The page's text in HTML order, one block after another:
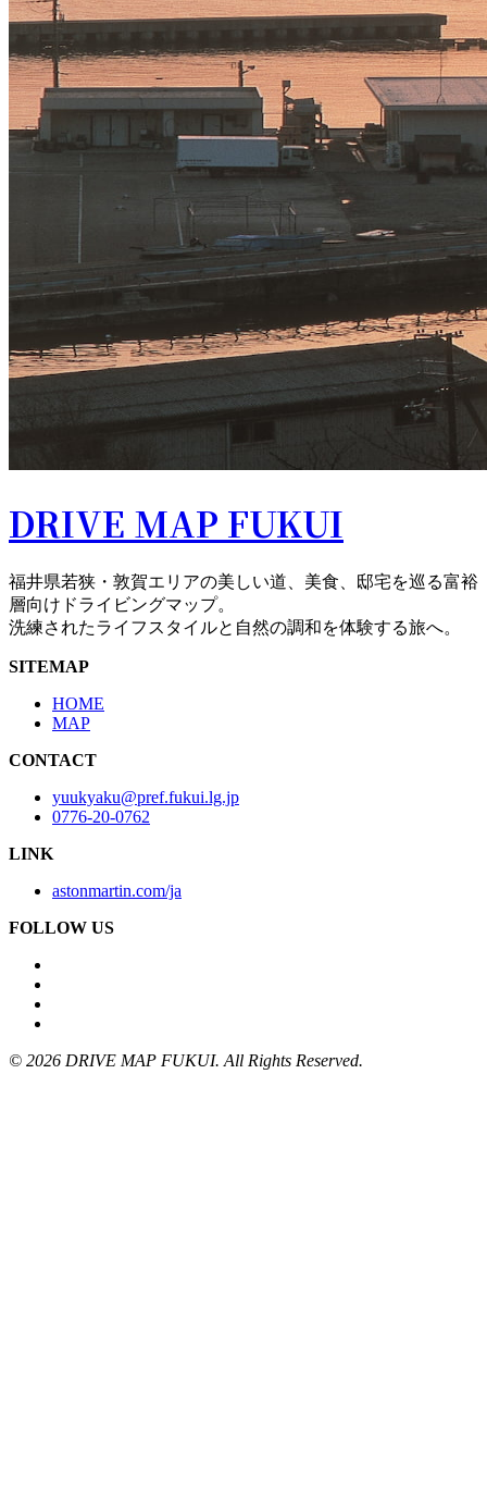
DRIVE MAP FUKUI
福井県若狭・敦賀エリアの美しい道、美食、邸宅を巡る富裕
層向けドライビングマップ。
洗練されたライフスタイルと自然の調和を体験する旅へ。
SITEMAP
HOME
MAP
CONTACT
yuukyaku@pref.fukui.lg.jp
0776-20-0762
LINK
astonmartin.com/ja
FOLLOW US
© 2026 DRIVE MAP FUKUI. All Rights Reserved.